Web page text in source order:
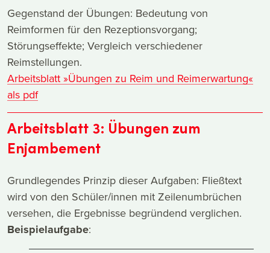
Gegenstand der Übungen: Bedeutung von
Reimformen für den Rezeptionsvorgang;
Störungseffekte; Vergleich verschiedener
Reimstellungen.
Arbeitsblatt »Übungen zu Reim und Reimerwartung«
als pdf
Arbeitsblatt 3: Übungen zum
Enjambement
Grundlegendes Prinzip dieser Aufgaben: Fließtext
wird von den Schüler/innen mit Zeilenumbrüchen
versehen, die Ergebnisse begründend verglichen.
Beispielaufgabe: